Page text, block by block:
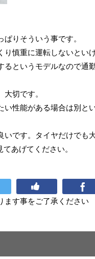
りそういう事です。
慎重に運転しないといけ
というモデルなので通
切です。
性能がある場合は別と
です。タイヤだけでも
あげてください。
ます事をご了承ください